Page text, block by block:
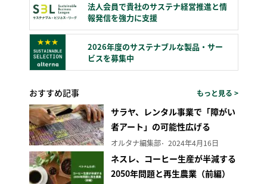
法人会員で貴社のサステナ経営推進と情
報発信を強力に支援
2026年度のサステナブルな製品・サー
ビスを募集中
おすすめ記事 もっと見る >
サラヤ、レンタル事業で「障がい
者アート」の可能性広げる
オルタナ編集部 2024年4月16日
ネスレ、コーヒー生産が半減する
2050年問題と再生農業（前編）